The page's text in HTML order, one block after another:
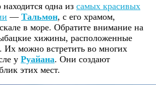
одна из самых красивых
— Тальмон, с его храмом,
в море. Обратите внимание на
хижины, расположенные
Их можно встретить во многих
у Руайана. Они создают
этих мест.